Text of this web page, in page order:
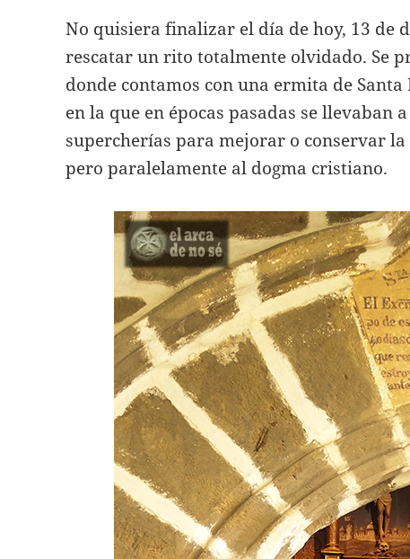
No quisiera finalizar el día de hoy, 13 de
rescatar un rito totalmente olvidado. Se
donde contamos con una ermita de
en la que en épocas pasadas se llevaban
supercherías para mejorar o conservar
pero paralelamente al dogma cristiano.